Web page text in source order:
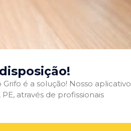
é a solução! Nosso aplicativo
através de profissionais